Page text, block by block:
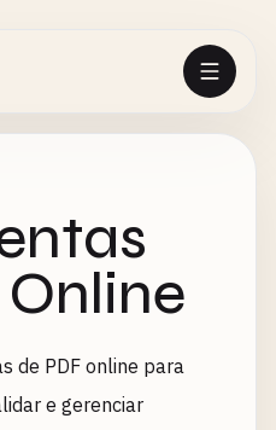
de PDF online para
e gerenciar